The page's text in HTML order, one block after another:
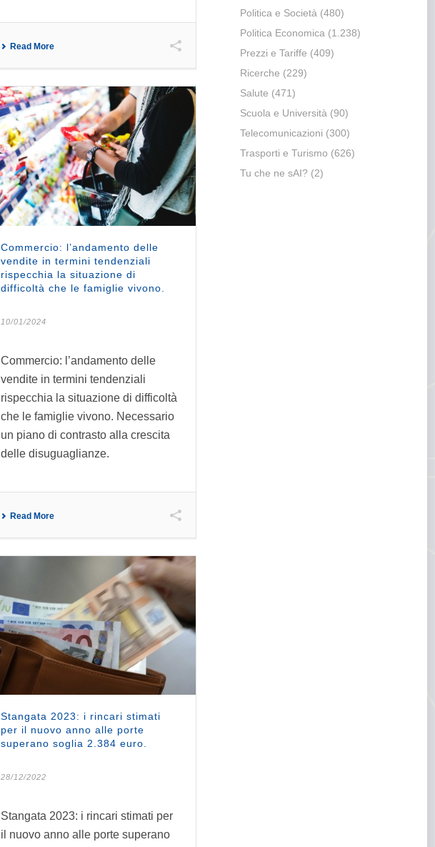
Read More
Commercio: l’andamento delle
vendite in termini tendenziali
rispecchia la situazione di
difficoltà che le famiglie vivono.
10/01/2024
Commercio: l’andamento delle
vendite in termini tendenziali
rispecchia la situazione di difficoltà
che le famiglie vivono. Necessario
un piano di contrasto alla crescita
delle disuguaglianze.
Read More
Stangata 2023: i rincari stimati
per il nuovo anno alle porte
superano soglia 2.384 euro.
28/12/2022
Stangata 2023: i rincari stimati per
il nuovo anno alle porte superano
Politica e Società (480)
Politica Economica (1.238)
Prezzi e Tariffe (409)
Ricerche (229)
Salute (471)
Scuola e Università (90)
Telecomunicazioni (300)
Trasporti e Turismo (626)
Tu che ne sAI? (2)